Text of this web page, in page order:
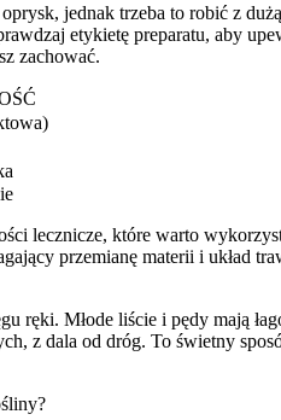
jednak trzeba to robić z
etykietę preparatu, aby
zachować.
lecznicze, które warto
przemianę materii i układ
ręki. Młode liście i pędy mają
z dala od dróg. To świetny